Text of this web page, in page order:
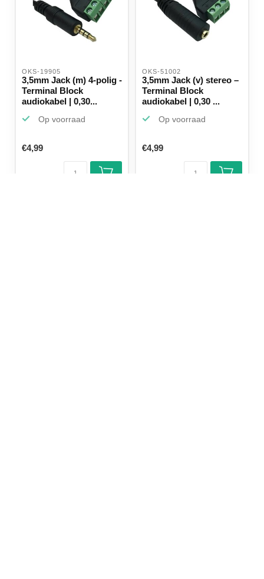
OKS-19905
3,5mm Jack (m) 4-polig -
Terminal Block
audiokabel | 0,30...
Op voorraad
€4,99
OKS-51002
3,5mm Jack (v) stereo –
Terminal Block
audiokabel | 0,30 ...
Op voorraad
€4,99